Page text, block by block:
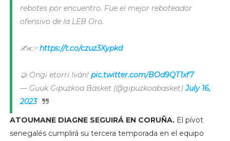
rebotes por encuentro. Fue el mejor reboteador
ofensivo de la LEB Oro.
✍️👉https://t.co/czuz3Xypkd
🤝 Ongi etorri Iván! pic.twitter.com/BOd9QT1xf7
— Guuk Gipuzkoa Basket (@gipuzkoabasket)July 16,
2023
ATOUMANE DIAGNE SEGUIRÁ EN CORUÑA. El pívot
senegalés cumplirá su tercera temporada en el equipo